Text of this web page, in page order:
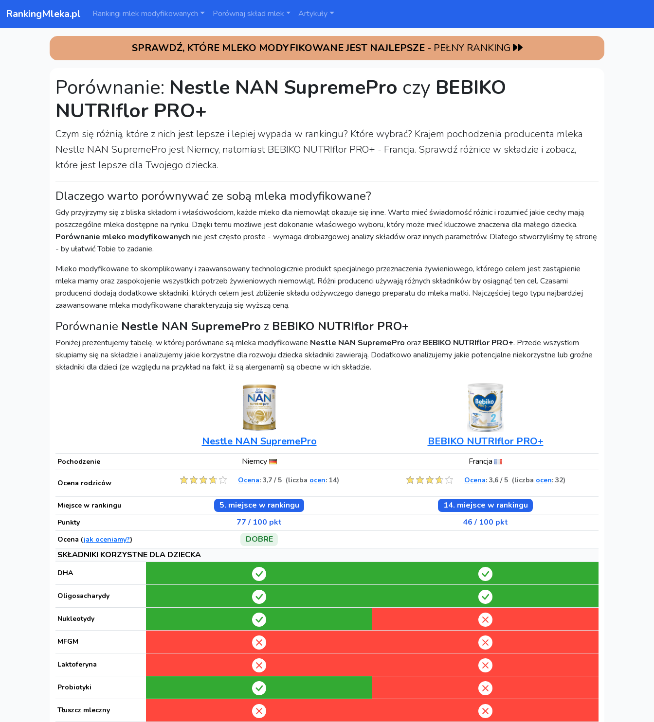
RankingMleka.pl Rankingi mlek modyfikowanych Porównaj skład mlek Artykuły
SPRAWDŹ, KTÓRE MLEKO MODYFIKOWANE JEST NAJLEPSZE- PEŁNY RANKING
Porównanie: Nestle NAN SupremePro czy BEBIKO
NUTRIflor PRO+
Czym się różnią, które z nich jest lepsze i lepiej wypada w rankingu? Które wybrać? Krajem pochodzenia producenta mleka
Nestle NAN SupremePro jest Niemcy, natomiast BEBIKO NUTRIflor PRO+ - Francja. Sprawdź różnice w składzie i zobacz,
które jest lepsze dla Twojego dziecka.
Dlaczego warto porównywać ze sobą mleka modyfikowane?
Gdy przyjrzymy się z bliska składom i właściwościom, każde mleko dla niemowląt okazuje się inne. Warto mieć świadomość różnic i rozumieć jakie cechy mają
poszczególne mleka dostępne na rynku. Dzięki temu możliwe jest dokonanie właściwego wyboru, który może mieć kluczowe znaczenia dla małego dziecka.
Porównanie mleko modyfikowanych nie jest często proste - wymaga drobiazgowej analizy składów oraz innych parametrów. Dlatego stworzyliśmy tę stronę
- by ułatwić Tobie to zadanie.
Mleko modyfikowane to skomplikowany i zaawansowany technologicznie produkt specjalnego przeznaczenia żywieniowego, którego celem jest zastąpienie
mleka mamy oraz zaspokojenie wszystkich potrzeb żywieniowych niemowląt. Różni producenci używają różnych składników by osiągnąć ten cel. Czasami
producenci dodają dodatkowe składniki, których celem jest zbliżenie składu odżywczego danego preparatu do mleka matki. Najczęściej tego typu najbardziej
zaawansowane mleka modyfikowane charakteryzują się wyższą ceną.
Porównanie Nestle NAN SupremePro z BEBIKO NUTRIflor PRO+
Poniżej prezentujemy tabelę, w której porównane są mleka modyfikowane Nestle NAN SupremePro oraz BEBIKO NUTRIflor PRO+. Przede wszystkim
skupiamy się na składzie i analizujemy jakie korzystne dla rozwoju dziecka składniki zawierają. Dodatkowo analizujemy jakie potencjalne niekorzystne lub groźne
składniki dla dzieci (ze względu na przykład na fakt, iż są alergenami) są obecne w ich składzie.
Nestle NAN SupremePro BEBIKO NUTRIflor PRO+
Pochodzenie Niemcy Francja
Ocena rodziców Ocena: 3,7 / 5 (liczba ocen: 14) Ocena: 3,6 / 5 (liczba ocen: 32)
Miejsce w rankingu 5. miejsce w rankingu 14. miejsce w rankingu
Punkty 77 / 100 pkt 46 / 100 pkt
Ocena (jak oceniamy?)
DOBRE
SKŁADNIKI KORZYSTNE DLA DZIECKA
DHA
Oligosacharydy
Nukleotydy
MFGM
Laktoferyna
Probiotyki
Tłuszcz mleczny